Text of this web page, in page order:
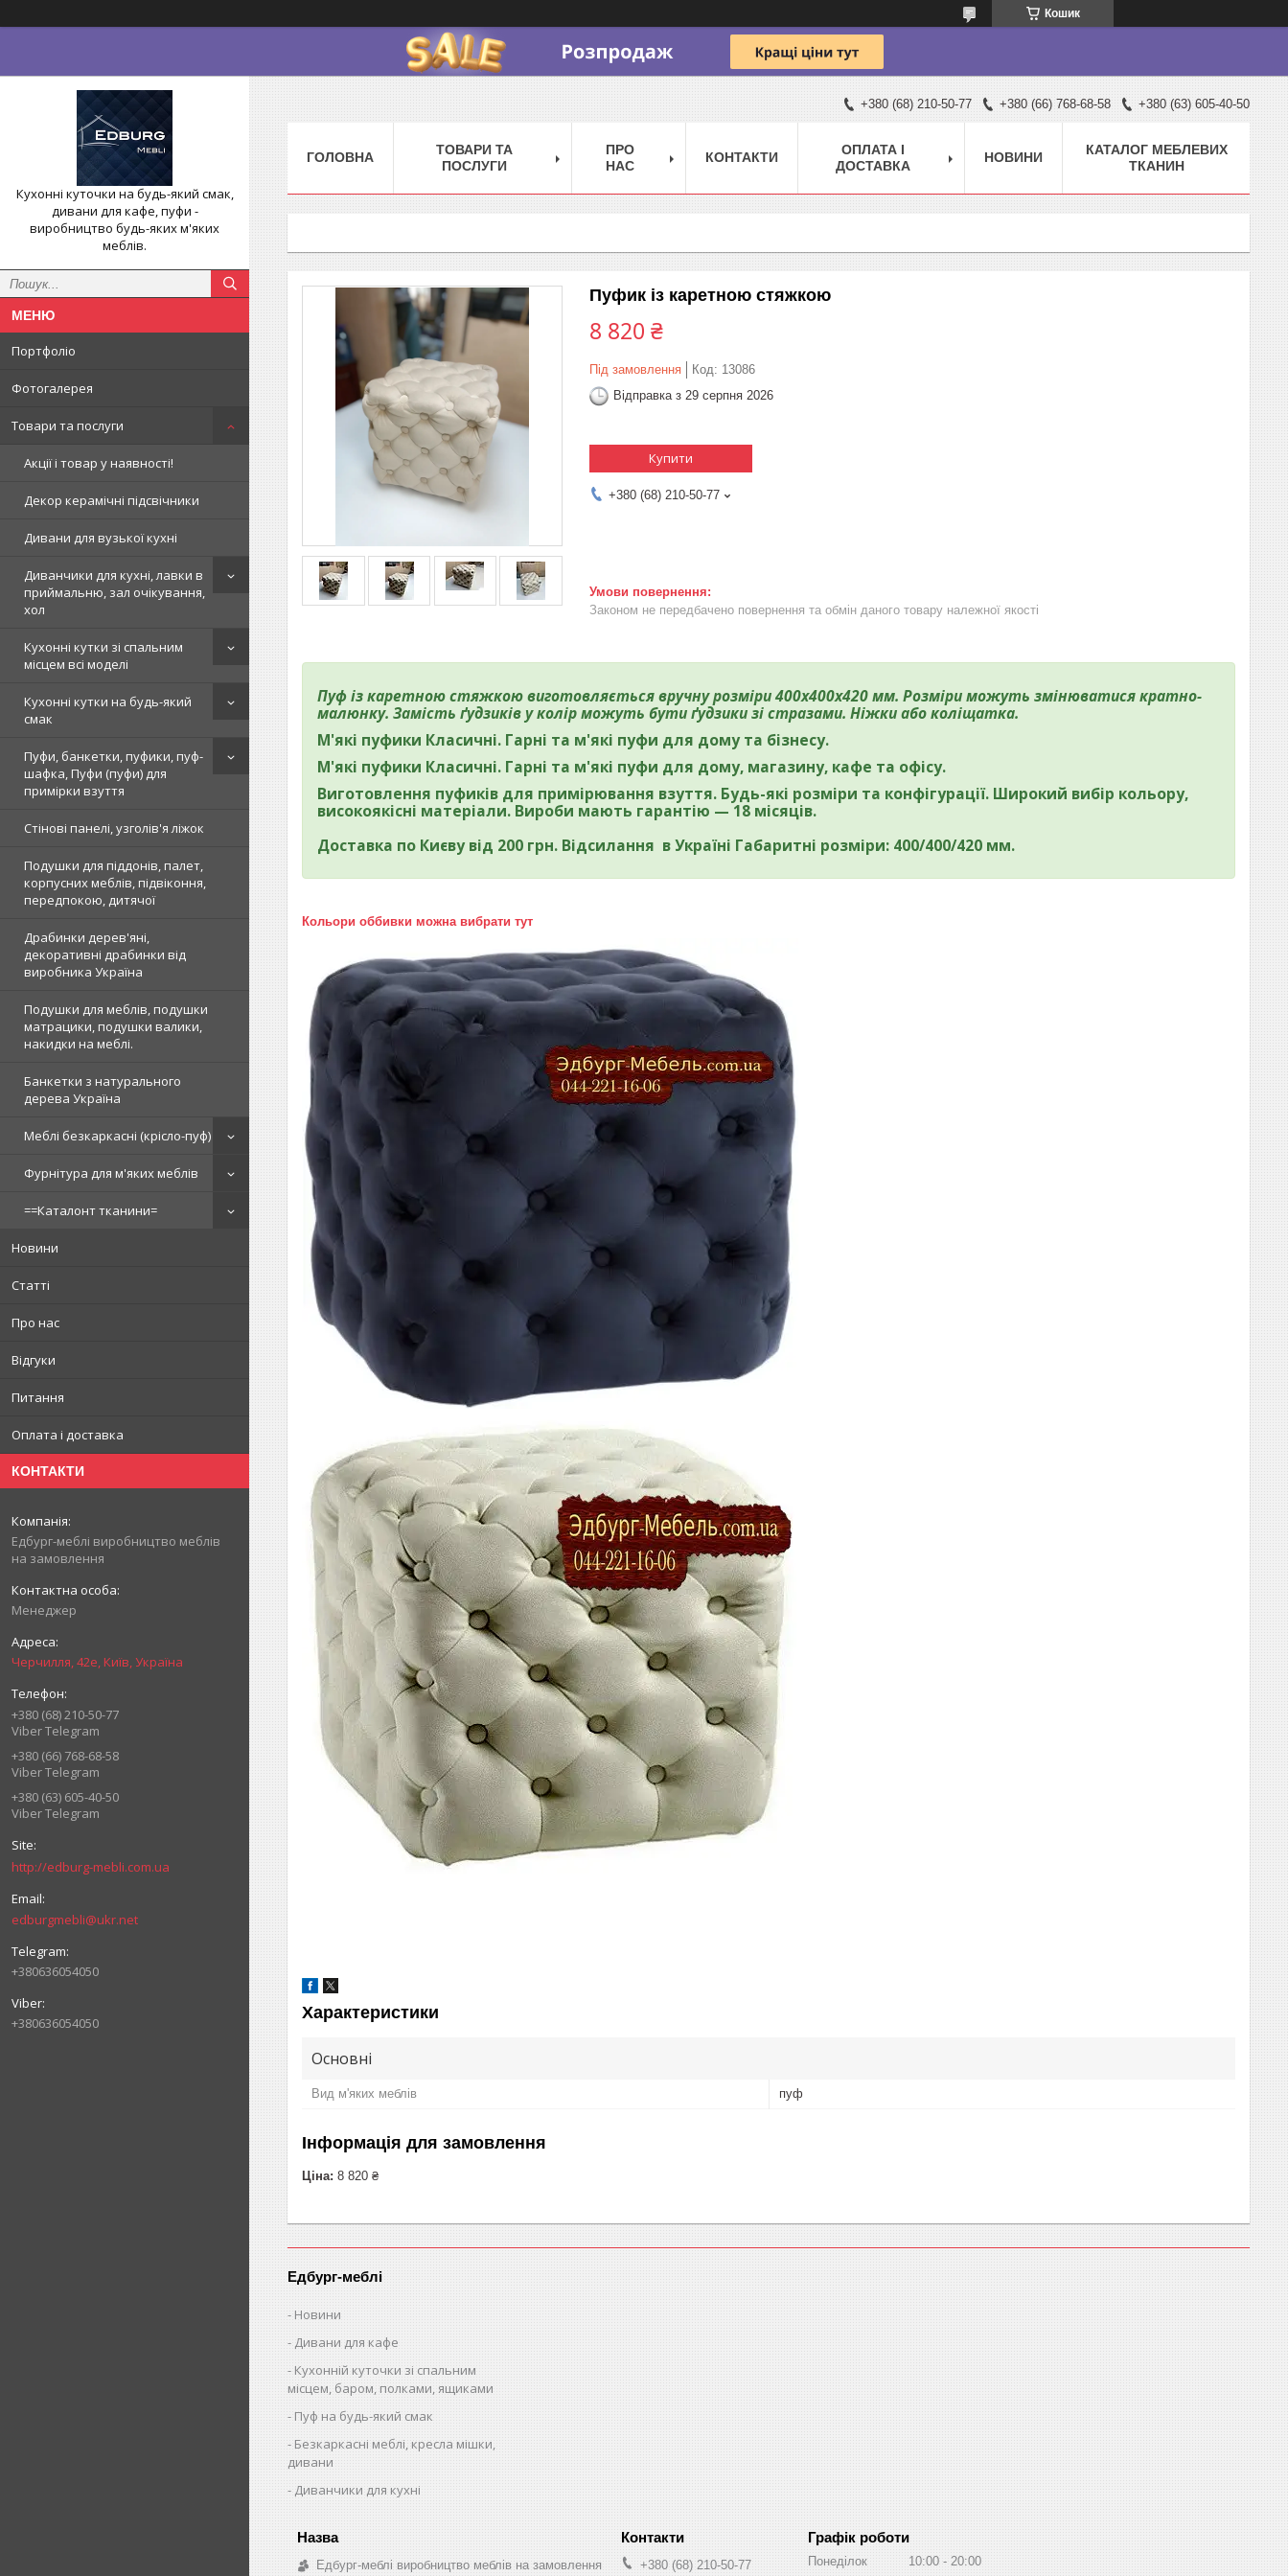
Кошик
Кухонні куточки на будь-який смак,
дивани для кафе, пуфи -
виробництво будь-яких м'яких
меблів.
Портфоліо
Фотогалерея
Товари та послуги
Акції і товар у наявності!
Декор керамічні підсвічники
Дивани для вузької кухні
Диванчики для кухні, лавки в
приймальню, зал очікування,
хол
Кухонні кутки зі спальним
місцем всі моделі
Кухонні кутки на будь-який
смак
Пуфи, банкетки, пуфики, пуф-
шафка, Пуфи (пуфи) для
примірки взуття
Стінові панелі, узголів'я ліжок
Подушки для піддонів, палет,
корпусних меблів, підвіконня,
передпокою, дитячої
Драбинки дерев'яні,
декоративні драбинки від
виробника Україна
Подушки для меблів, подушки
матрацики, подушки валики,
накидки на меблі.
Банкетки з натурального
дерева Україна
Меблі безкаркасні (крісло-пуф)
Фурнітура для м'яких меблів
==Каталонт тканини=
Новини
Статті
Про нас
Відгуки
Питання
Оплата і доставка
КОНТАКТИ
Едбург-меблі виробництво меблів
на замовлення
Менеджер
Черчилля, 42е, Київ, Україна
+380 (68) 210-50-77
Viber Telegram
+380 (66) 768-68-58
Viber Telegram
+380 (63) 605-40-50
Viber Telegram
http://edburg-mebli.com.ua
edburgmebli@ukr.net
+380636054050
+380636054050
+380 (68) 210-50-77 +380 (66) 768-68-58 +380 (63) 605-40-50
ГОЛОВНА
ТОВАРИ ТА
ПОСЛУГИ
ПРО
НАС
КОНТАКТИ
ОПЛАТА І
ДОСТАВКА
НОВИНИ
КАТАЛОГ МЕБЛЕВИХ
ТКАНИН
Пуфик із каретною стяжкою
8 820 ₴
Під замовлення Код: 13086
Відправка з 29 серпня 2026
Купити
+380 (68) 210-50-77
Законом не передбачено повернення та обмін даного товару належної якості
Пуф із каретною стяжкою виготовляється вручну розміри 400х400х420 мм. Розміри можуть змінюватися кратно-
малюнку. Замість ґудзиків у колір можуть бути ґудзики зі стразами. Ніжки або коліщатка.
М'які пуфики Класичні. Гарні та м'які пуфи для дому та бізнесу.
М'які пуфики Класичні. Гарні та м'які пуфи для дому, магазину, кафе та офісу.
Виготовлення пуфиків для примірювання взуття. Будь-які розміри та конфігурації. Широкий вибір кольору,
високоякісні матеріали. Вироби мають гарантію — 18 місяців.
Доставка по Києву від 200 грн. Відсилання в Україні Габаритні розміри: 400/400/420 мм.
Кольори оббивки можна вибрати тут
Характеристики
Основні
Вид м'яких меблів пуф
Інформація для замовлення
Ціна: 8 820 ₴
Едбург-меблі
Новини
Дивани для кафе
Кухонній куточки зі спальним
місцем, баром, полками, ящиками
Пуф на будь-який смак
Безкаркасні меблі, кресла мішки,
дивани
Диванчики для кухні
Едбург-меблі виробництво меблів на замовлення
+380 (68) 210-50-77
Графік роботи
Понеділок 10:00 20:00